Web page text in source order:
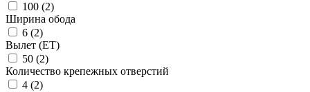
100 (2)
Ширина обода
6 (2)
Вылет (ET)
50 (2)
Количество крепежных отверстий
4 (2)